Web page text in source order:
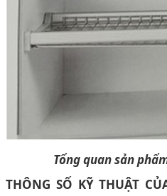
Tổng quan sản
THÔNG SỐ KỸ THUẬT